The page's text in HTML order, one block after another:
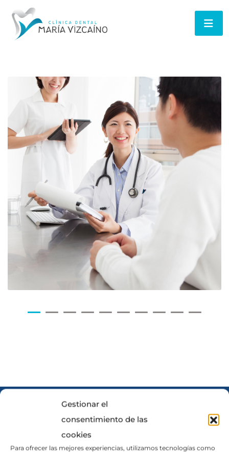
Gestionar el
consentimiento de las
cookies
Para ofrecer las mejores experiencias, utilizamos tecnologías como